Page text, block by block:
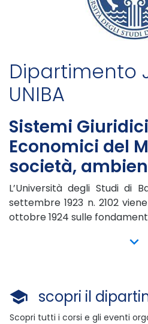
Dipartimento
UNIBA
Sistemi
Economici del
società,
L’Università degli Studi di
settembre 1923 n. 2102
ottobre 1924 sulle
scopri il
Scopri tutti i corsi e gli eventi